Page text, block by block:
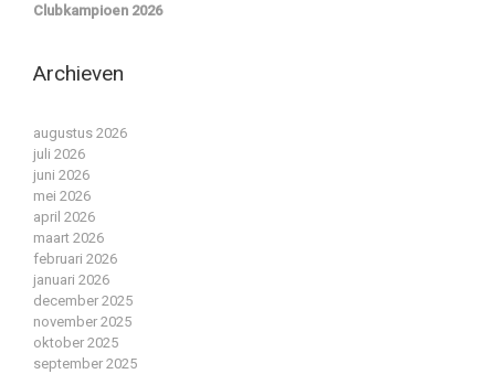
Clubkampioen 2026
Archieven
augustus 2026
juli 2026
juni 2026
mei 2026
april 2026
maart 2026
februari 2026
januari 2026
december 2025
november 2025
oktober 2025
september 2025